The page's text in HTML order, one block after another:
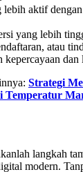
lebih aktif
yang lebih
atau
dan
Strategi
Temperatur
langkah
modern.